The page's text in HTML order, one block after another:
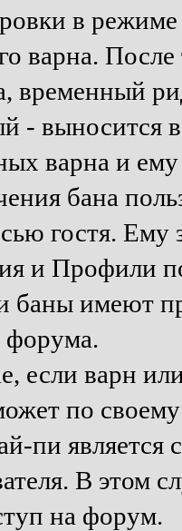
в
варна. После
временный
в
варна и
бана
гостя. Ему
и Профили
имеют
форума.
если варн
по
пи является
В этом
на форум.